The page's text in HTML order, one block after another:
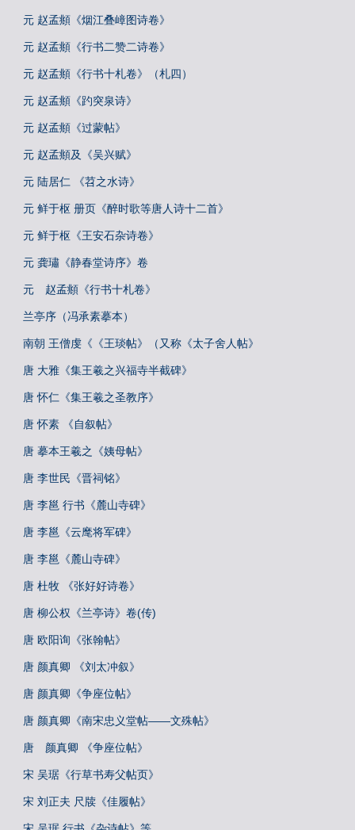
元 赵孟頫《烟江叠嶂图诗卷》
元 赵孟頫《行书二赞二诗卷》
元 赵孟頫《行书十札卷》（札四）
元 赵孟頫《趵突泉诗》
元 赵孟頫《过蒙帖》
元 赵孟頫及《吴兴赋》
元 陆居仁 《苕之水诗》
元 鲜于枢 册页《醉时歌等唐人诗十二首》
元 鲜于枢《王安石杂诗卷》
元 龚璛《静春堂诗序》卷
元 赵孟頫《行书十札卷》
兰亭序（冯承素摹本）
南朝 王僧虔《《王琰帖》（又称《太子舍人帖》
唐 大雅《集王羲之兴福寺半截碑》
唐 怀仁《集王羲之圣教序》
唐 怀素 《自叙帖》
唐 摹本王羲之《姨母帖》
唐 李世民《晋祠铭》
唐 李邕 行书《麓山寺碑》
唐 李邕《云麾将军碑》
唐 李邕《麓山寺碑》
唐 杜牧 《张好好诗卷》
唐 柳公权《兰亭诗》卷(传)
唐 欧阳询《张翰帖》
唐 颜真卿 《刘太冲叙》
唐 颜真卿《争座位帖》
唐 颜真卿《南宋忠义堂帖——文殊帖》
唐 颜真卿 《争座位帖》
宋 吴琚《行草书寿父帖页》
宋 刘正夫 尺牍《佳履帖》